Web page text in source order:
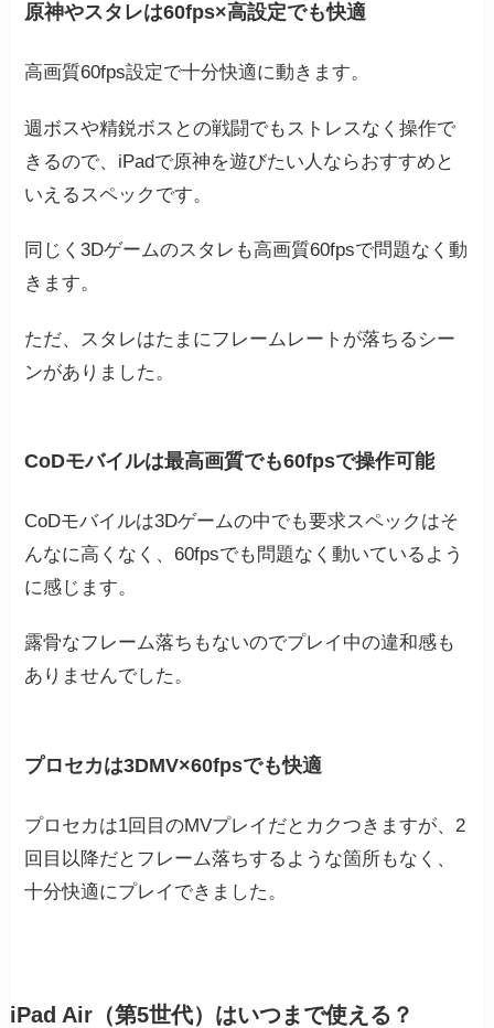
原神やスタレは60fps×高設定でも快適
高画質60fps設定で十分快適に動きます。
週ボスや精鋭ボスとの戦闘でもストレスなく操作で
きるので、iPadで原神を遊びたい人ならおすすめと
いえるスペックです。
同じく3Dゲームのスタレも高画質60fpsで問題なく動
きます。
ただ、スタレはたまにフレームレートが落ちるシー
ンがありました。
CoDモバイルは最高画質でも60fpsで操作可能
CoDモバイルは3Dゲームの中でも要求スペックはそ
んなに高くなく、60fpsでも問題なく動いているよう
に感じます。
露骨なフレーム落ちもないのでプレイ中の違和感も
ありませんでした。
プロセカは3DMV×60fpsでも快適
プロセカは1回目のMVプレイだとカクつきますが、2
回目以降だとフレーム落ちするような箇所もなく、
十分快適にプレイできました。
iPad Air（第5世代）はいつまで使える？